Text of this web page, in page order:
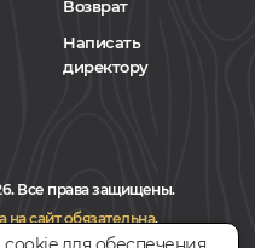
Возврат
Написать
директору
Все права защищены.
сайт обязательна.